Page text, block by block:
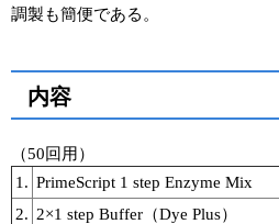
調製も簡便である。
内容
（50回用）
1. PrimeScript 1 step Enzyme Mix
2. 2×1 step Buffer（Dye Plus）